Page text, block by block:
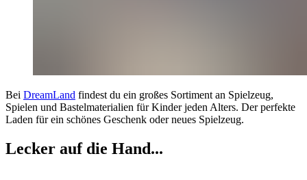
Bei DreamLand findest du ein großes Sortiment an Spielzeug,
Spielen und Bastelmaterialien für Kinder jeden Alters. Der perfekte
Laden für ein schönes Geschenk oder neues Spielzeug.
Lecker auf die Hand...